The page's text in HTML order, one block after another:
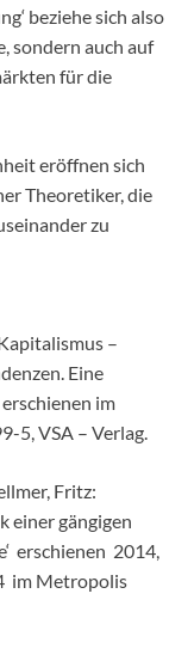
beziehe sich also
sondern auch auf
für die
eröffnen sich
Theoretiker, die
zu
–
Eine
im
5, VSA – Verlag.
Fritz:
einer gängigen
erschienen 2014,
im Metropolis